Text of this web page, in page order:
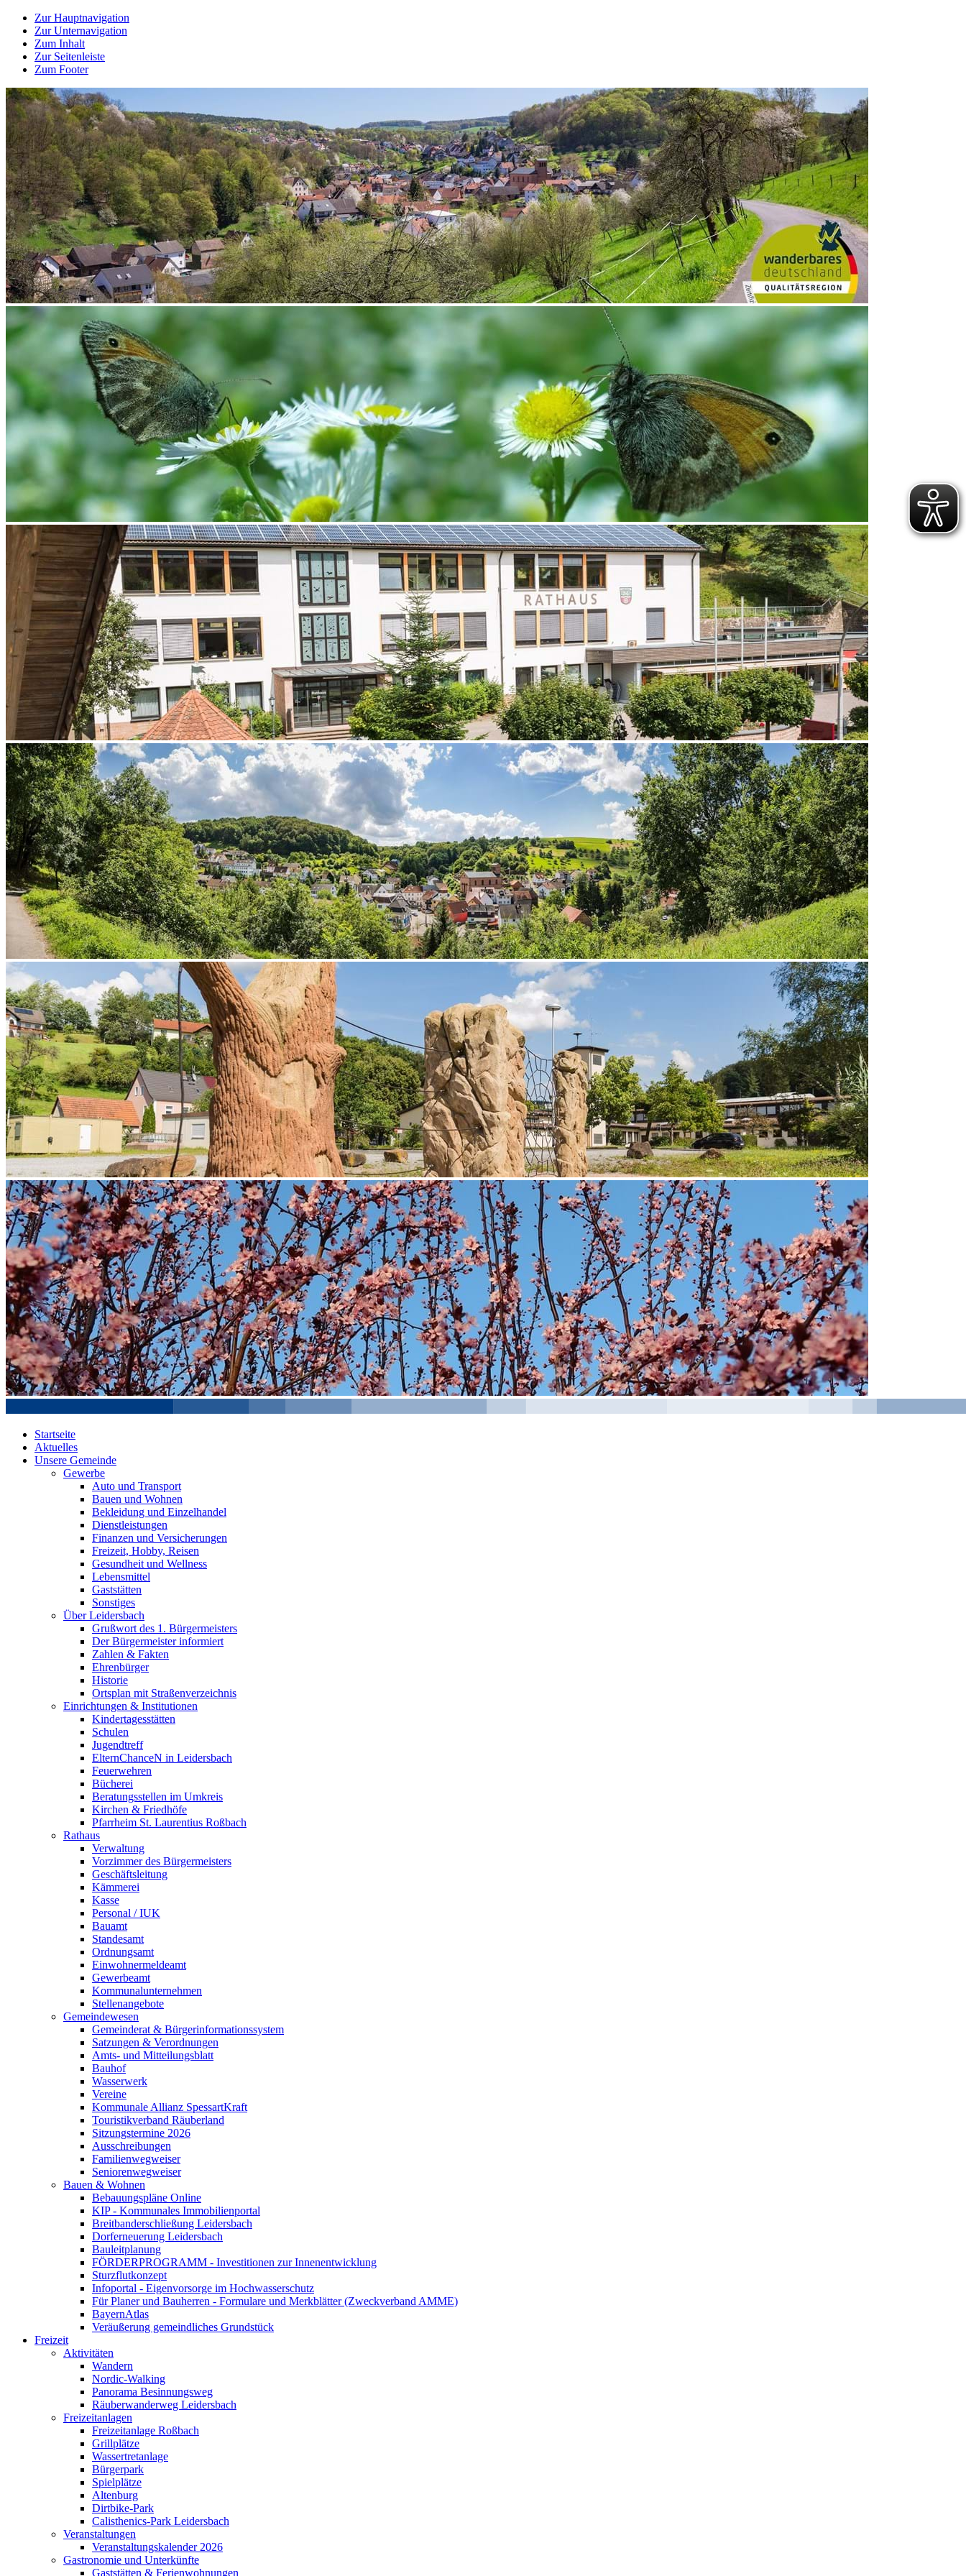
Zur Hauptnavigation
Zur Unternavigation
Zum Inhalt
Zur Seitenleiste
Zum Footer
Startseite
Aktuelles
Unsere Gemeinde
Gewerbe
Auto und Transport
Bauen und Wohnen
Bekleidung und Einzelhandel
Dienstleistungen
Finanzen und Versicherungen
Freizeit, Hobby, Reisen
Gesundheit und Wellness
Lebensmittel
Gaststätten
Sonstiges
Über Leidersbach
Grußwort des 1. Bürgermeisters
Der Bürgermeister informiert
Zahlen & Fakten
Ehrenbürger
Historie
Ortsplan mit Straßenverzeichnis
Einrichtungen & Institutionen
Kindertagesstätten
Schulen
Jugendtreff
ElternChanceN in Leidersbach
Feuerwehren
Bücherei
Beratungsstellen im Umkreis
Kirchen & Friedhöfe
Pfarrheim St. Laurentius Roßbach
Rathaus
Verwaltung
Vorzimmer des Bürgermeisters
Geschäftsleitung
Kämmerei
Kasse
Personal / IUK
Bauamt
Standesamt
Ordnungsamt
Einwohnermeldeamt
Gewerbeamt
Kommunalunternehmen
Stellenangebote
Gemeindewesen
Gemeinderat & Bürgerinformationssystem
Satzungen & Verordnungen
Amts- und Mitteilungsblatt
Bauhof
Wasserwerk
Vereine
Kommunale Allianz SpessartKraft
Touristikverband Räuberland
Sitzungstermine 2026
Ausschreibungen
Familienwegweiser
Seniorenwegweiser
Bauen & Wohnen
Bebauungspläne Online
KIP - Kommunales Immobilienportal
Breitbanderschließung Leidersbach
Dorferneuerung Leidersbach
Bauleitplanung
FÖRDERPROGRAMM - Investitionen zur Innenentwicklung
Sturzflutkonzept
Infoportal - Eigenvorsorge im Hochwasserschutz
Für Planer und Bauherren - Formulare und Merkblätter (Zweckverband AMME)
BayernAtlas
Veräußerung gemeindliches Grundstück
Freizeit
Aktivitäten
Wandern
Nordic-Walking
Panorama Besinnungsweg
Räuberwanderweg Leidersbach
Freizeitanlagen
Freizeitanlage Roßbach
Grillplätze
Wassertretanlage
Bürgerpark
Spielplätze
Altenburg
Dirtbike-Park
Calisthenics-Park Leidersbach
Veranstaltungen
Veranstaltungskalender 2026
Gastronomie und Unterkünfte
Gaststätten & Ferienwohnungen